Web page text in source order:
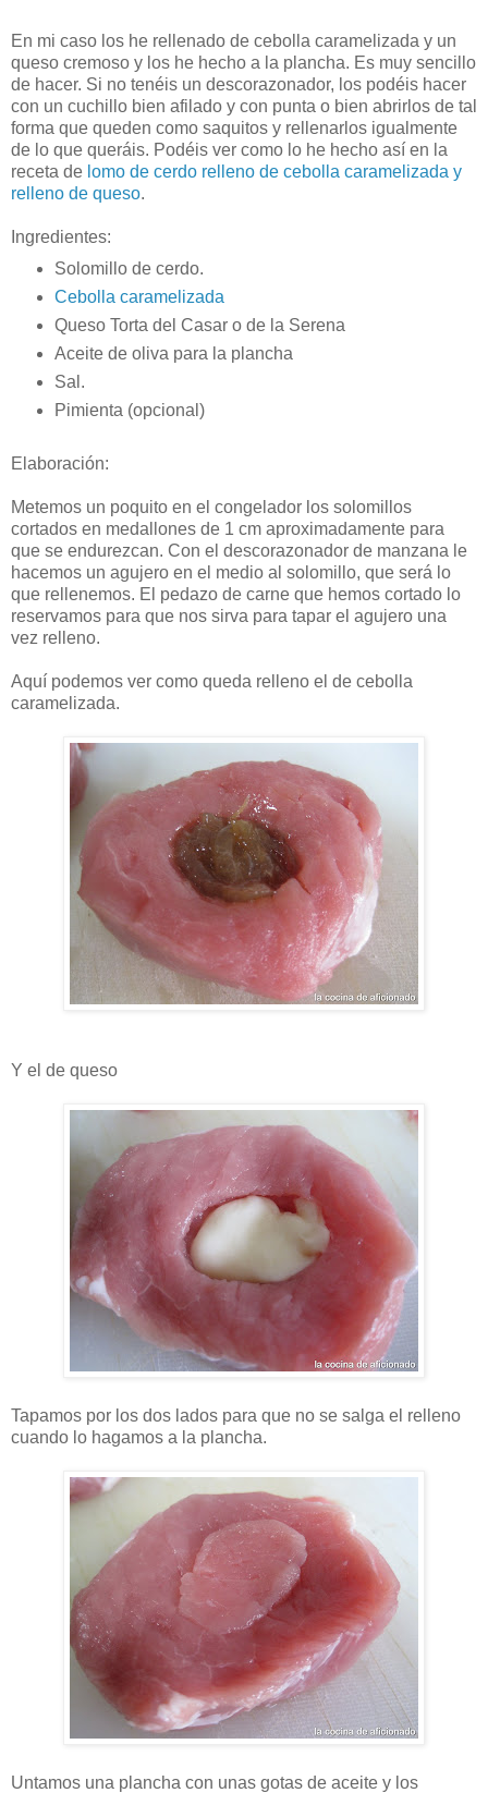
En mi caso los he rellenado de cebolla caramelizada y un
queso cremoso y los he hecho a la plancha. Es muy sencillo
de hacer. Si no tenéis un descorazonador, los podéis hacer
con un cuchillo bien afilado y con punta o bien abrirlos de tal
forma que queden como saquitos y rellenarlos igualmente
de lo que queráis. Podéis ver como lo he hecho así en la
receta de lomo de cerdo relleno de cebolla caramelizada y
relleno de queso.
Ingredientes:
Solomillo de cerdo.
Cebolla caramelizada
Queso Torta del Casar o de la Serena
Aceite de oliva para la plancha
Sal.
Pimienta (opcional)
Elaboración:
Metemos un poquito en el congelador los solomillos
cortados en medallones de 1 cm aproximadamente para
que se endurezcan. Con el descorazonador de manzana le
hacemos un agujero en el medio al solomillo, que será lo
que rellenemos. El pedazo de carne que hemos cortado lo
reservamos para que nos sirva para tapar el agujero una
vez relleno.
Aquí podemos ver como queda relleno el de cebolla
caramelizada.
Y el de queso
Tapamos por los dos lados para que no se salga el relleno
cuando lo hagamos a la plancha.
Untamos una plancha con unas gotas de aceite y los